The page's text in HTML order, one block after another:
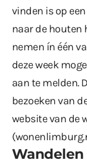
vinden is op
naar de houten
nemen ín één
deze week
aan te melden.
bezoeken van
website van de
(